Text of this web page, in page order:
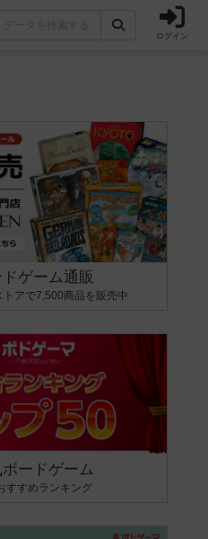
ログイン
ゲーム通販
トアで7,500商品を販売中
ボードゲーム
すすめランキング